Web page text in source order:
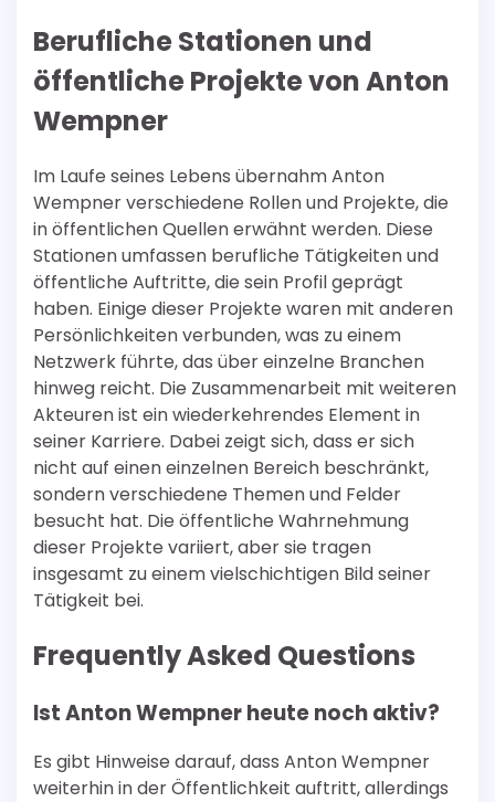
Berufliche Stationen und
öffentliche Projekte von Anton
Wempner
Im Laufe seines Lebens übernahm Anton
Wempner verschiedene Rollen und Projekte, die
in öffentlichen Quellen erwähnt werden. Diese
Stationen umfassen berufliche Tätigkeiten und
öffentliche Auftritte, die sein Profil geprägt
haben. Einige dieser Projekte waren mit anderen
Persönlichkeiten verbunden, was zu einem
Netzwerk führte, das über einzelne Branchen
hinweg reicht. Die Zusammenarbeit mit weiteren
Akteuren ist ein wiederkehrendes Element in
seiner Karriere. Dabei zeigt sich, dass er sich
nicht auf einen einzelnen Bereich beschränkt,
sondern verschiedene Themen und Felder
besucht hat. Die öffentliche Wahrnehmung
dieser Projekte variiert, aber sie tragen
insgesamt zu einem vielschichtigen Bild seiner
Tätigkeit bei.
Frequently Asked Questions
Ist Anton Wempner heute noch aktiv?
Es gibt Hinweise darauf, dass Anton Wempner
weiterhin in der Öffentlichkeit auftritt, allerdings